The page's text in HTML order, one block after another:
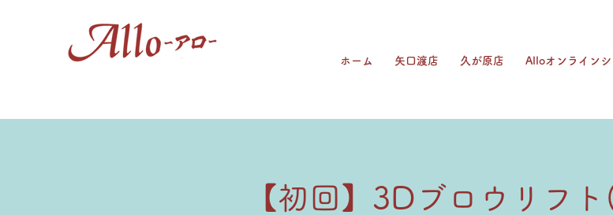
ホーム 矢口渡店 久が原店 Alloオンライン
【初回】3Dブロウリフ